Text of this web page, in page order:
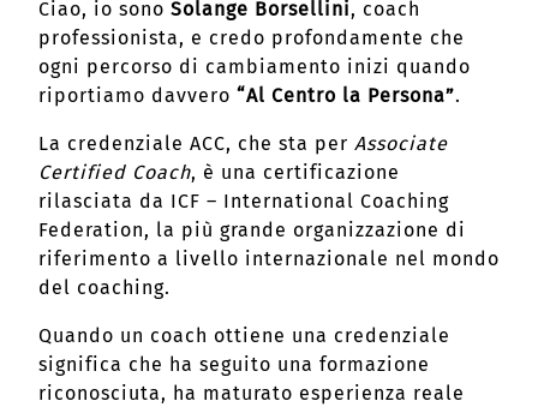
Ciao, io sono Solange Borsellini, coach
professionista, e credo profondamente che
ogni percorso di cambiamento inizi quando
riportiamo davvero “Al Centro la Persona”.
La credenziale ACC, che sta per Associate
Certified Coach, è una certificazione
rilasciata da ICF – International Coaching
Federation, la più grande organizzazione di
riferimento a livello internazionale nel mondo
del coaching.
Quando un coach ottiene una credenziale
significa che ha seguito una formazione
riconosciuta, ha maturato esperienza reale